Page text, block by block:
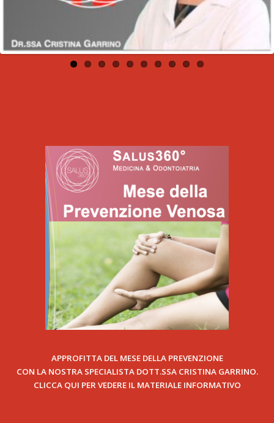
APPROFITTA DEL MESE DELLA PREVENZIONE
CON LA NOSTRA SPECIALISTA DOTT.SSA CRISTINA GARRINO.
CLICCA QUI PER VEDERE IL MATERIALE INFORMATIVO